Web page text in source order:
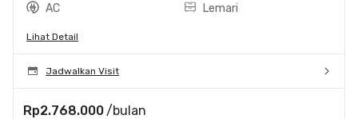
AC
Lemari
Lihat Detail
Jadwalkan Visit
Rp2.768.000 /bulan